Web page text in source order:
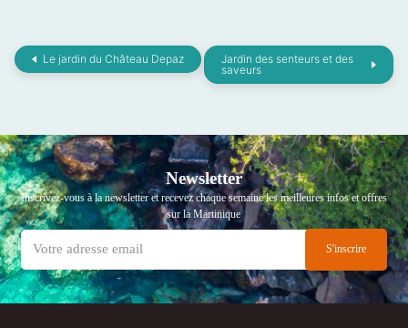
Le jardin du Château Depaz
Jardin des senteurs et des
saveurs
Newsletter
Inscrivez-vous à la newsletter et recevez chaque semaine les meilleures infos et offres
sur la Martinique